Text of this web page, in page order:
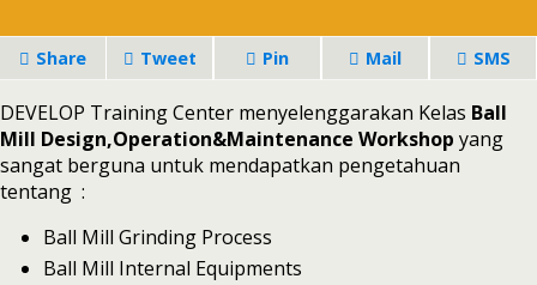
Share Tweet Pin Mail SMS
DEVELOP Training Center menyelenggarakan Kelas Ball
Mill Design,Operation&Maintenance Workshop yang
sangat berguna untuk mendapatkan pengetahuan
tentang :
Ball Mill Grinding Process
Ball Mill Internal Equipments